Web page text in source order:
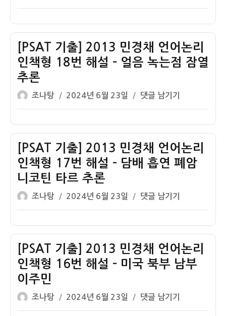
화
논
인
책
형
20
해
설
증
거
의
없
없
음
증
거
일
반
의
오
쓴
성
자
기
2013
민
경
채
어
논
인
책
형
19
해
설
국
방
비
증
정
책
[PSAT 기출] 2013 민경채 언어논리
인책형 18번 해설 – 얼음 녹는점 잠열
추론
글
쓴
조나탕
작
성
자
2024년 6월 23일
[PSAT
기
2013
민
경
채
어
논
인
책
형
18
해
설
댓글 남기기
[PSAT 기출] 2013 민경채 언어논리
인책형 17번 해설 – 담배 흡연 폐암
니코틴 타르 추론
글
쓴
조나탕
작
성
자
2024년 6월 23일
[PSAT
기
2013
민
경
채
어
논
댓글 남기기
[PSAT 기출] 2013 민경채 언어논리
인책형 16번 해설 – 미국 북부 남부
이주민
글
쓴
조나탕
작
성
2024년 6월 23일
[PSAT
기
댓글 남기기